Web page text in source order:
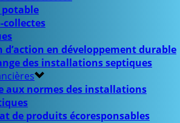
potable
collectes
d’action en développement durable
des installations septiques
aux normes des installations
de produits écoresponsables